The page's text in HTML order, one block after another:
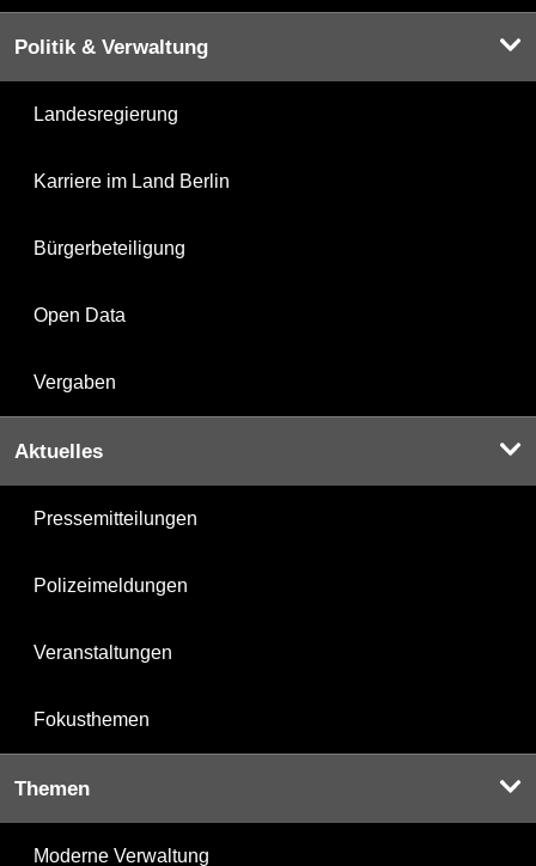
Politik & Verwaltung
Landesregierung
Karriere im Land Berlin
Bürgerbeteiligung
Open Data
Vergaben
Aktuelles
Pressemitteilungen
Polizeimeldungen
Veranstaltungen
Fokusthemen
Themen
Moderne Verwaltung